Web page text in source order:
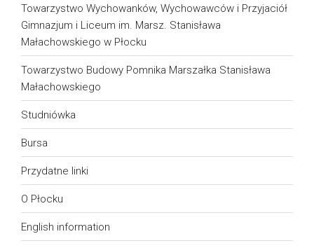
Towarzystwo Wychowanków, Wychowawców i Przyjaciół
Gimnazjum i Liceum im. Marsz. Stanisława
Małachowskiego w Płocku
Towarzystwo Budowy Pomnika Marszałka Stanisława
Małachowskiego
Studniówka
Bursa
Przydatne linki
O Płocku
English information